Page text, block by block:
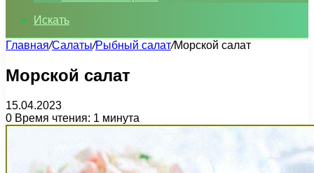
Искать
Главная/Салаты/Рыбный салат/Морской салат
Морской салат
15.04.2023
0 Время чтения: 1 минута